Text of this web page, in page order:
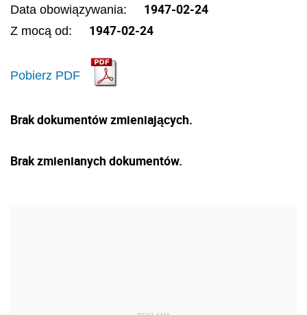
Data obowiązywania: 1947-02-24
Z mocą od: 1947-02-24
Pobierz PDF
Brak dokumentów zmieniających.
Brak zmienianych dokumentów.